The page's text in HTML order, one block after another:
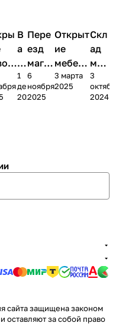
В
а
к
а
н
1
декабря
2025
Пере
езд
магаз
ина в
г.
6
ноября
2025
Открыт
ие
мебель
ного
салона
3 марта
2025
Скл
ад
меб
ели
пер
3
2024
сайта защищена законом
оставляют за собой право